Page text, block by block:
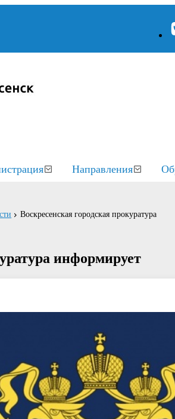
Направления
Воскресенская городская прокуратура
информирует